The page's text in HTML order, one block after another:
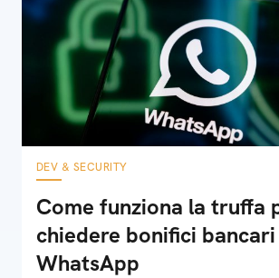
DEV & SECURITY
Come funziona la truffa
chiedere bonifici
WhatsApp